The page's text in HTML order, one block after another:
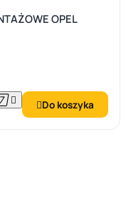
OPEL
 Do koszyka